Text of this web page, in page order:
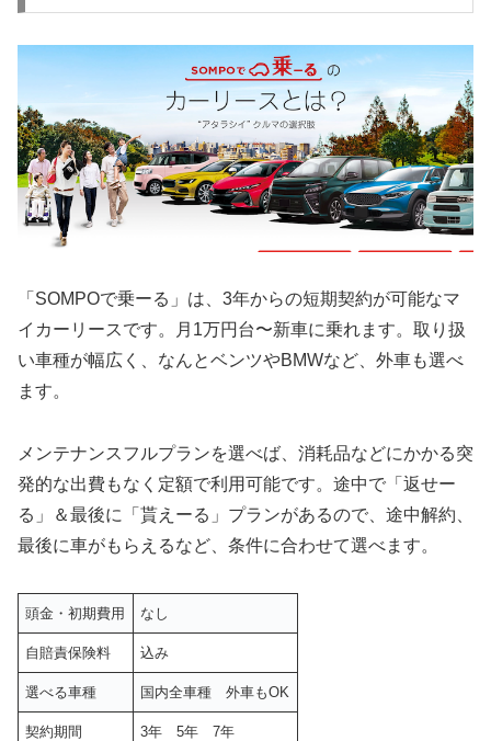
「SOMPOで乗ーる」は、3年からの短期契約が可能なマ
イカーリースです。月1万円台〜新車に乗れます。取り扱
い車種が幅広く、なんとベンツやBMWなど、外車も選べ
ます。
メンテナンスフルプランを選べば、消耗品などにかかる突
発的な出費もなく定額で利用可能です。途中で「返せー
る」＆最後に「貰えーる」プランがあるので、途中解約、
最後に車がもらえるなど、条件に合わせて選べます。
頭金・初期費用 なし
自賠責保険料 込み
選べる車種 国内全車種 外車もOK
契約期間 3年 5年 7年